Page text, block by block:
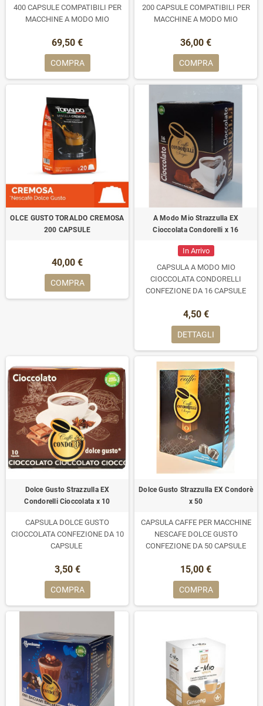
400 CAPSULE COMPATIBILI PER
MACCHINE A MODO MIO
69,50 €
COMPRA
200 CAPSULE COMPATIBILI PER
MACCHINE A MODO MIO
36,00 €
COMPRA
OLCE GUSTO TORALDO CREMOSA
200 CAPSULE
40,00 €
COMPRA
A Modo Mio Strazzulla EX
Cioccolata Condorelli x 16
In Arrivo
CAPSULA A MODO MIO
CIOCCOLATA CONDORELLI
CONFEZIONE DA 16 CAPSULE
4,50 €
DETTAGLI
Dolce Gusto Strazzulla EX
Condorelli Cioccolata x 10
CAPSULA DOLCE GUSTO
CIOCCOLATA CONFEZIONE DA 10
CAPSULE
3,50 €
COMPRA
Dolce Gusto Strazzulla EX Condorè
x 50
CAPSULA CAFFE PER MACCHINE
NESCAFE DOLCE GUSTO
CONFEZIONE DA 50 CAPSULE
15,00 €
COMPRA